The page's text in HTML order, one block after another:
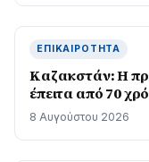
ΕΠΙΚΑΙΡΌΤΗΤΑ
Καζακστάν: Η
έπειτα από 70
8 Αυγούστου 2026